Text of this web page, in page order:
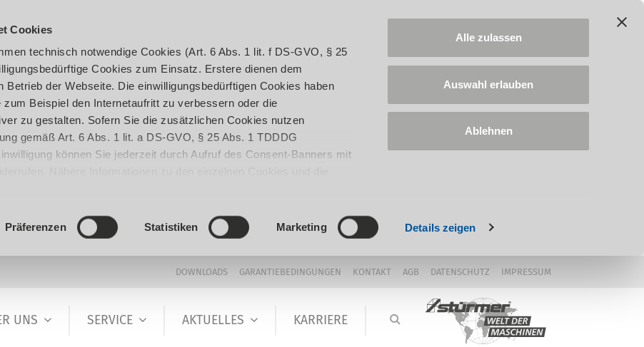
Cookies
technisch notwendige Cookies (Art. 6 Abs. 1 lit. f DS-GVO, § 25
Cookies zum Einsatz. Erstere dienen dem
Betrieb der Webseite. Die einwilligungsbedürftigen Cookies haben
Beispiel den Internetaufritt zu verbessern oder die
zu gestalten. Sofern Sie die zusätzlichen Cookies nutzen
gemäß Art. 6 Abs. 1 lit. a DS-GVO, § 25 Abs. 1 TDDDG
können Sie jederzeit durch Aufruf des Consent-Banners mit
Präferenzen Statistiken Marketing Details zeigen
Alle zulassen
Auswahl erlauben
Ablehnen
DOWNLOADS GARANTIEBEDINGUNGEN KONTAKT AGB DATENSCHUTZ IMPRESSUM
UNS SERVICE AKTUELLES KARRIERE